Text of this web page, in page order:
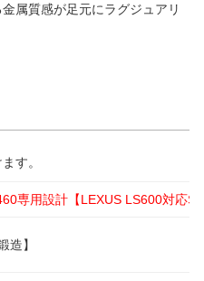
属質感が足元にラグジュアリ
す。
専用設計【LEXUS LS600対応
造】